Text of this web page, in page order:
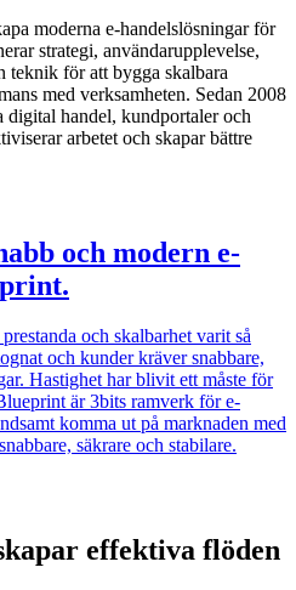
moderna e-handelslösningar för
strategi, användarupplevelse,
teknik för att bygga skalbara
med verksamheten. Sedan 2008
handel, kundportaler och
arbetet och skapar bättre
och modern e-
.
och skalbarhet varit så
och kunder kräver snabbare,
Hastighet har blivit ett måste för
är 3bits ramverk för e-
komma ut på marknaden med
säkrare och stabilare.
effektiva flöden